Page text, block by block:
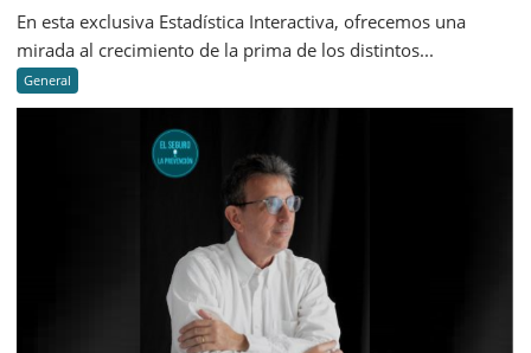
En esta exclusiva Estadística Interactiva, ofrecemos una
mirada al crecimiento de la prima de los distintos...
General